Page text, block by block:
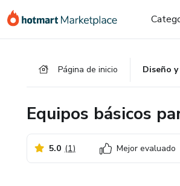
Página de inicio Diseño
Equipos básicos
5.0 (1) Mejor evaluado